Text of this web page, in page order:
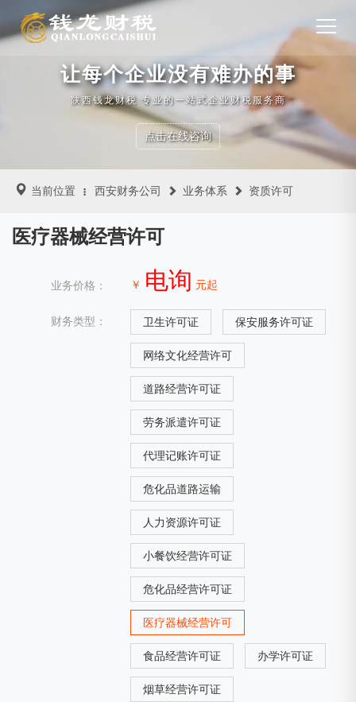
让每个企业没有难办的事
陕西钱龙财税 专业的一站式企业财税服务商
点击在线咨询
当前位置 西安财务公司 业务体系 资质许可
医疗器械经营许可
业务价格： ￥ 电询 元起
财务类型： 卫生许可证 保安服务许可证
网络文化经营许可
道路经营许可证
劳务派遣许可证
代理记账许可证
危化品道路运输
人力资源许可证
小餐饮经营许可证
危化品经营许可证
医疗器械经营许可
食品经营许可证 办学许可证
烟草经营许可证